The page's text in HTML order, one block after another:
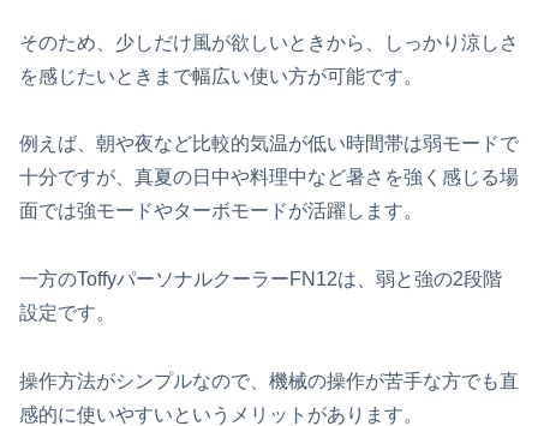
そのため、少しだけ風が欲しいときから、しっかり涼しさ
を感じたいときまで幅広い使い方が可能です。
例えば、朝や夜など比較的気温が低い時間帯は弱モードで
十分ですが、真夏の日中や料理中など暑さを強く感じる場
面では強モードやターボモードが活躍します。
一方のToffyパーソナルクーラーFN12は、弱と強の2段階
設定です。
操作方法がシンプルなので、機械の操作が苦手な方でも直
感的に使いやすいというメリットがあります。